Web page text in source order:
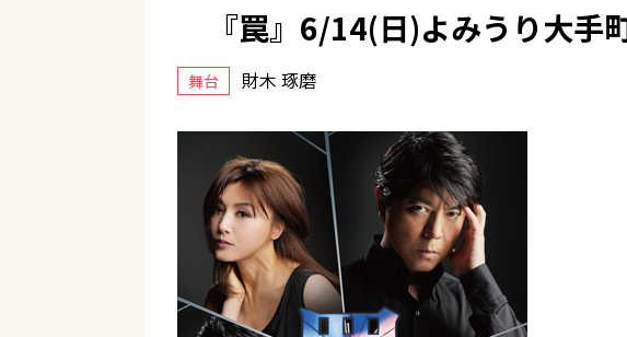
『罠』6/14(日)よみうり大手
舞台 財木 琢磨